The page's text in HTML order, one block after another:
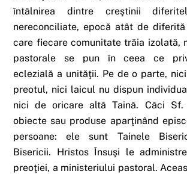
întâlnirea dintre creştinii
nereconciliate, epocă atât de
care fiecare comunitate trăia izolată,
pastorale se pun în ceea ce
eclezială a unităţii. Pe de o parte,
preotul, nici laicul nu dispun
nici de oricare altă Taină. Căci Sf.
obiecte sau produse aparţinând
persoane: ele sunt Tainele
Bisericii. Hristos Însuşi le
preoţiei, a ministeriului pastoral.